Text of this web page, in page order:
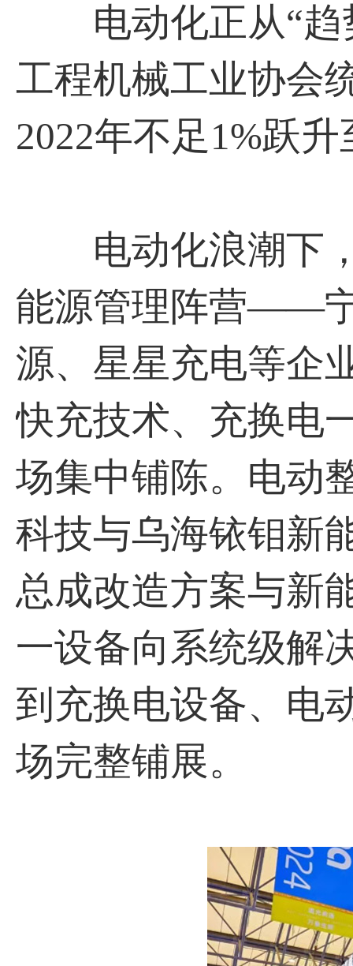
电动化正从“趋
工程机械工业协会
2022年不足1%跃
电动化浪潮下，
能源管理阵营——
源、星星充电等企
快充技术、充换电
场集中铺陈。电动
科技与乌海铱钼新
总成改造方案与新
一设备向系统级解
到充换电设备、电
场完整铺展。